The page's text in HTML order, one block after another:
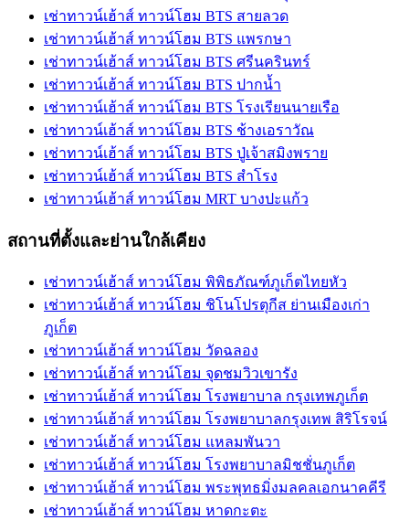
เช่าทาวน์เฮ้าส์ ทาวน์โฮม BTS สายลวด
เช่าทาวน์เฮ้าส์ ทาวน์โฮม BTS แพรกษา
เช่าทาวน์เฮ้าส์ ทาวน์โฮม BTS ศรีนครินทร์
เช่าทาวน์เฮ้าส์ ทาวน์โฮม BTS ปากน้ำ
เช่าทาวน์เฮ้าส์ ทาวน์โฮม BTS โรงเรียนนายเรือ
เช่าทาวน์เฮ้าส์ ทาวน์โฮม BTS ช้างเอราวัณ
เช่าทาวน์เฮ้าส์ ทาวน์โฮม BTS ปู่เจ้าสมิงพราย
เช่าทาวน์เฮ้าส์ ทาวน์โฮม BTS สำโรง
เช่าทาวน์เฮ้าส์ ทาวน์โฮม MRT บางปะแก้ว
สถานที่ตั้งและย่านใกล้เคียง
เช่าทาวน์เฮ้าส์ ทาวน์โฮม พิพิธภัณฑ์ภูเก็ตไทยหัว
เช่าทาวน์เฮ้าส์ ทาวน์โฮม ชิโนโปรตุกีส ย่านเมืองเก่า
ภูเก็ต
เช่าทาวน์เฮ้าส์ ทาวน์โฮม วัดฉลอง
เช่าทาวน์เฮ้าส์ ทาวน์โฮม จุดชมวิวเขารัง
เช่าทาวน์เฮ้าส์ ทาวน์โฮม โรงพยาบาล กรุงเทพภูเก็ต
เช่าทาวน์เฮ้าส์ ทาวน์โฮม โรงพยาบาลกรุงเทพ สิริโรจน์
เช่าทาวน์เฮ้าส์ ทาวน์โฮม แหลมพันวา
เช่าทาวน์เฮ้าส์ ทาวน์โฮม โรงพยาบาลมิชชั่นภูเก็ต
เช่าทาวน์เฮ้าส์ ทาวน์โฮม พระพุทธมิ่งมลคลเอกนาคคีรี
เช่าทาวน์เฮ้าส์ ทาวน์โฮม หาดกะตะ